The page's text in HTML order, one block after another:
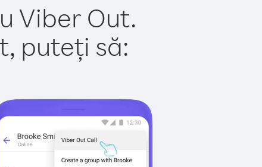
Viber Out.
puteți să: